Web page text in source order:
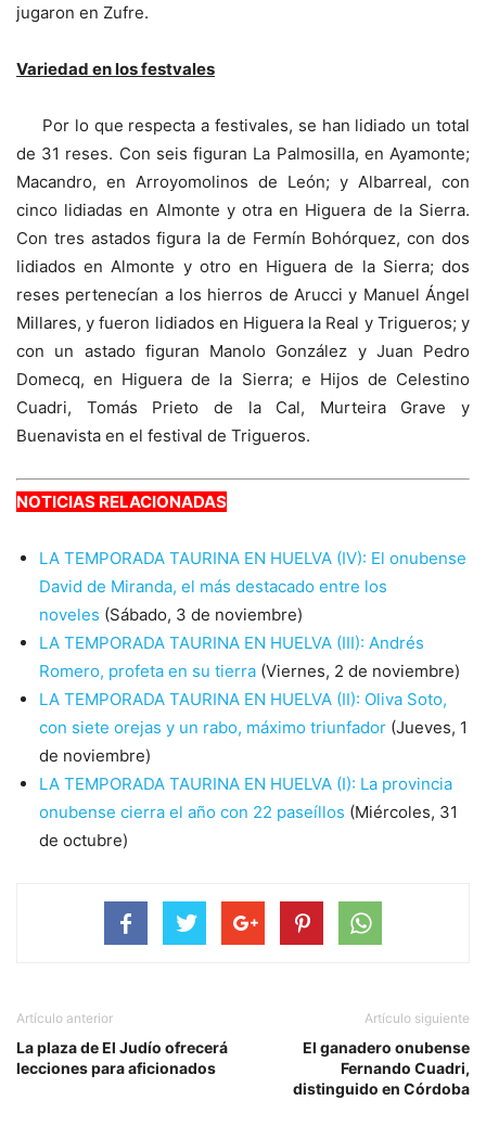
jugaron en Zufre.
Variedad en los festvales
Por lo que respecta a festivales, se han lidiado un total
de 31 reses. Con seis figuran La Palmosilla, en Ayamonte;
Macandro, en Arroyomolinos de León; y Albarreal, con
cinco lidiadas en Almonte y otra en Higuera de la Sierra.
Con tres astados figura la de Fermín Bohórquez, con dos
lidiados en Almonte y otro en Higuera de la Sierra; dos
reses pertenecían a los hierros de Arucci y Manuel Ángel
Millares, y fueron lidiados en Higuera la Real y Trigueros; y
con un astado figuran Manolo González y Juan Pedro
Domecq, en Higuera de la Sierra; e Hijos de Celestino
Cuadri, Tomás Prieto de la Cal, Murteira Grave y
Buenavista en el festival de Trigueros.
NOTICIAS RELACIONADAS
LA TEMPORADA TAURINA EN HUELVA (IV): El onubense
David de Miranda, el más destacado entre los
noveles (Sábado, 3 de noviembre)
LA TEMPORADA TAURINA EN HUELVA (III): Andrés
Romero, profeta en su tierra (Viernes, 2 de noviembre)
LA TEMPORADA TAURINA EN HUELVA (II): Oliva Soto,
con siete orejas y un rabo, máximo triunfador (Jueves, 1
de noviembre)
LA TEMPORADA TAURINA EN HUELVA (I): La provincia
onubense cierra el año con 22 paseíllos (Miércoles, 31
de octubre)
Artículo anterior
La plaza de El Judío ofrecerá
lecciones para aficionados
Artículo siguiente
El ganadero onubense
Fernando Cuadri,
distinguido en Córdoba